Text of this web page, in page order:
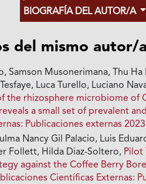
BIOGRAFÍA DEL AUTOR/A
del mismo autor/a
Samson Musonerimana, Thu Ha
Luca Turello, Luciano
the rhizosphere microbiome of
a small set of prevalent
Publicaciones externas 2023
Nancy Gil Palacio, Luis
Follett, Hilda Diaz-Soltero, Pilot
against the Coffee Berry
Científicas Externas: